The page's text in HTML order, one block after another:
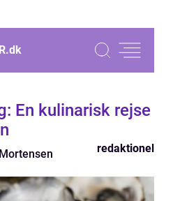
dk
En kulinarisk rejse
redaktionel